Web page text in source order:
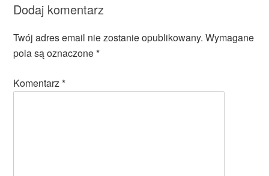
Dodaj komentarz
Twój adres email nie zostanie opublikowany. Wymagane
pola są oznaczone*
Komentarz*